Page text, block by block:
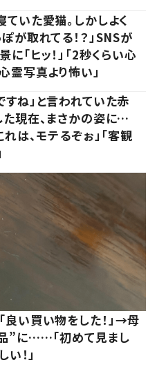
ていた愛猫。しかしよく
が取れてる！？」SNSが
「ヒッ！」「2秒くらい心
霊写真より怖い」
すね」と言われていた赤
た現在、まさかの姿に…
れは、モテるぞぉ」「客観
い買い物をした！」→母
”に……「初めて見まし
い！」